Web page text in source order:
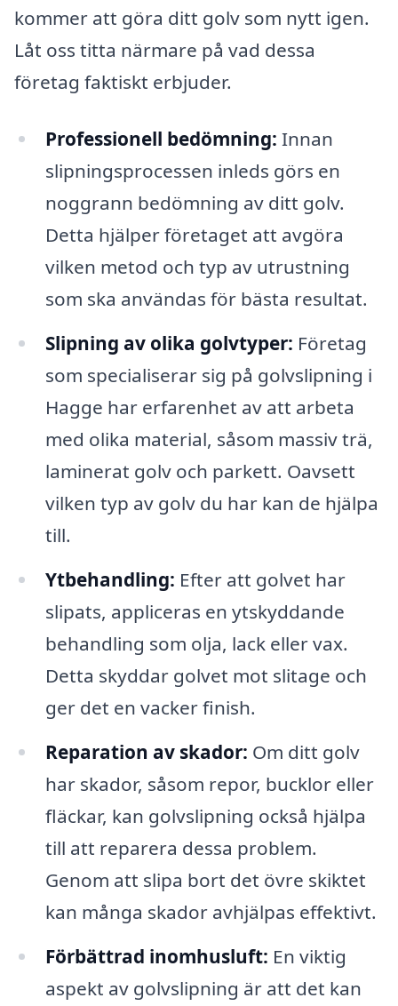
kommer att göra ditt golv som nytt igen.
Låt oss titta närmare på vad dessa
företag faktiskt erbjuder.
Professionell bedömning: Innan
slipningsprocessen inleds görs en
noggrann bedömning av ditt golv.
Detta hjälper företaget att avgöra
vilken metod och typ av utrustning
som ska användas för bästa resultat.
Slipning av olika golvtyper: Företag
som specialiserar sig på golvslipning i
Hagge har erfarenhet av att arbeta
med olika material, såsom massiv trä,
laminerat golv och parkett. Oavsett
vilken typ av golv du har kan de hjälpa
till.
Ytbehandling: Efter att golvet har
slipats, appliceras en ytskyddande
behandling som olja, lack eller vax.
Detta skyddar golvet mot slitage och
ger det en vacker finish.
Reparation av skador: Om ditt golv
har skador, såsom repor, bucklor eller
fläckar, kan golvslipning också hjälpa
till att reparera dessa problem.
Genom att slipa bort det övre skiktet
kan många skador avhjälpas effektivt.
Förbättrad inomhusluft: En viktig
aspekt av golvslipning är att det kan